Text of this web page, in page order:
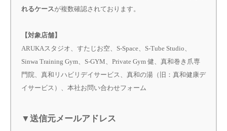
れるケースが複数確認されております。
【対象店舗】
ARUKAスタジオ、すたじお空、S-Space、S-Tube Studio、
Sinwa Training Gym、S-GYM、Private Gym 健、真和巻き爪専
門院、真和リハビリデイサービス、真和の湯（旧：真和健康デ
イサービス）、本社お問い合わせフォーム
▼送信元メールアドレス